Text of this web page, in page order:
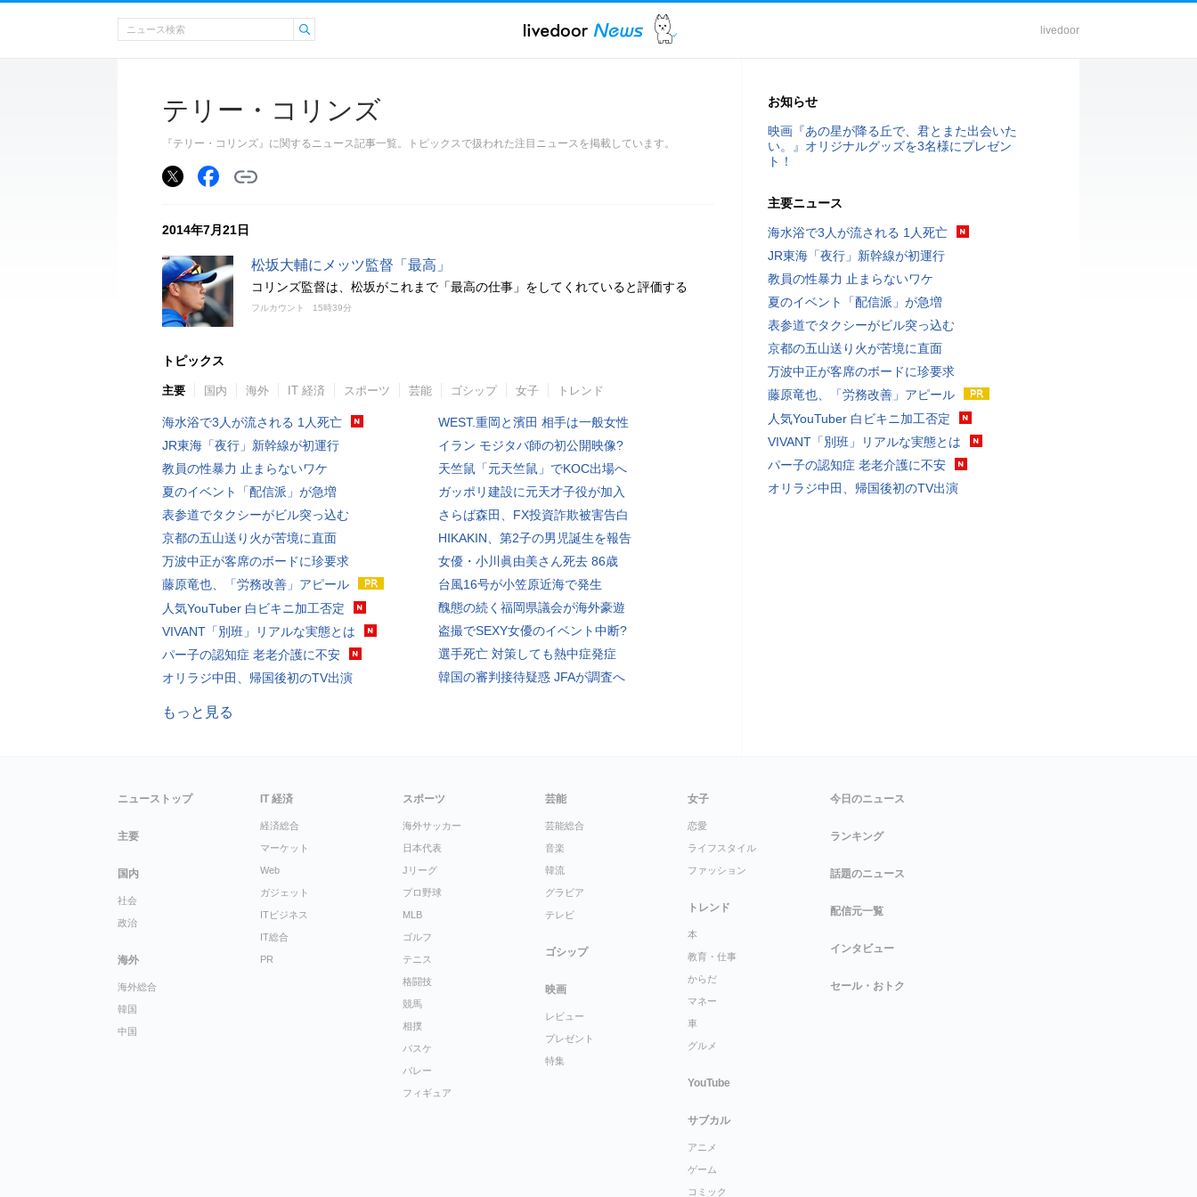
livedoor
テリー・コリンズ
『テリー・コリンズ』に関するニュース記事一覧。トピックスで扱われた注目ニュースを掲載しています。
2014年7月21日
松坂大輔にメッツ監督「最高」
コリンズ監督は、松坂がこれまで「最高の仕事」をしてくれていると評価する
フルカウント 15時39分
トピックス
主要 国内 海外 IT 経済 スポーツ 芸能 ゴシップ 女子 トレンド
海水浴で3人が流される 1人死亡
JR東海「夜行」新幹線が初運行
教員の性暴力 止まらないワケ
夏のイベント「配信派」が急増
表参道でタクシーがビル突っ込む
京都の五山送り火が苦境に直面
万波中正が客席のボードに珍要求
藤原竜也、「労務改善」アピール
人気YouTuber 白ビキニ加工否定
VIVANT「別班」リアルな実態とは
パー子の認知症 老老介護に不安
オリラジ中田、帰国後初のTV出演
WEST.重岡と濱田 相手は一般女性
イラン モジタバ師の初公開映像?
天竺鼠「元天竺鼠」でKOC出場へ
ガッポリ建設に元天才子役が加入
さらば森田、FX投資詐欺被害告白
HIKAKIN、第2子の男児誕生を報告
女優・小川眞由美さん死去 86歳
台風16号が小笠原近海で発生
醜態の続く福岡県議会が海外豪遊
盗撮でSEXY女優のイベント中断?
選手死亡 対策しても熱中症発症
韓国の審判接待疑惑 JFAが調査へ
もっと見る
お知らせ
映画『あの星が降る丘で、君とまた出会いた
い。』オリジナルグッズを3名様にプレゼン
ト！
主要ニュース
海水浴で3人が流される 1人死亡
JR東海「夜行」新幹線が初運行
教員の性暴力 止まらないワケ
夏のイベント「配信派」が急増
表参道でタクシーがビル突っ込む
京都の五山送り火が苦境に直面
万波中正が客席のボードに珍要求
藤原竜也、「労務改善」アピール
人気YouTuber 白ビキニ加工否定
VIVANT「別班」リアルな実態とは
パー子の認知症 老老介護に不安
オリラジ中田、帰国後初のTV出演
ニューストップ
主要
国内
社会
政治
海外
海外総合
韓国
中国
IT 経済
経済総合
マーケット
Web
ガジェット
ITビジネス
IT総合
PR
スポーツ
海外サッカー
日本代表
Jリーグ
プロ野球
MLB
ゴルフ
テニス
格闘技
競馬
相撲
バスケ
バレー
フィギュア
芸能
芸能総合
音楽
韓流
グラビア
テレビ
ゴシップ
映画
レビュー
プレゼント
特集
女子
恋愛
ライフスタイル
ファッション
トレンド
本
教育・仕事
からだ
マネー
車
グルメ
YouTube
サブカル
アニメ
ゲーム
コミック
今日のニュース
ランキング
話題のニュース
配信元一覧
インタビュー
セール・おトク